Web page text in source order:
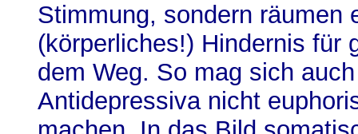
Stimmung, sondern räumen
(körperliches!) Hindernis für
dem Weg. So mag sich
Antidepressiva nicht